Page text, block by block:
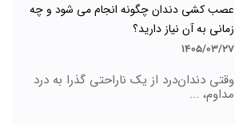
عصب کشی دندان چگونه انجام می شود و چه
زمانی به آن نیاز دارید؟
1405/03/27
وقتی دندان‌درد از یک ناراحتی گذرا به درد
مداوم، ...